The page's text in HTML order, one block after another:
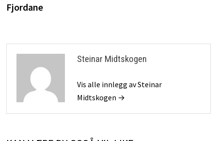
Fjordane
Steinar Midtskogen
Vis alle innlegg av Steinar
Midtskogen →